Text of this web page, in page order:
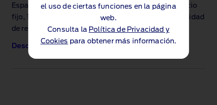
el uso de ciertas funciones en la página
web.
Consulta la Política de Privacidad y
Cookies para obtener más información.
España, S.L.U contarás con tarifas atractivas a precio
fijo, 10.000km de carga gratuita en casa y la posibilidad
de recargar en las horas más baratas y sostenibles
Descubre más